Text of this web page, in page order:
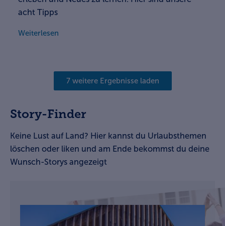
acht Tipps
Weiterlesen
7 weitere Ergebnisse laden
Story-Finder
Keine Lust auf Land? Hier kannst du Urlaubsthemen
löschen oder liken und am Ende bekommst du deine
Wunsch-Storys angezeigt
Story-Finder. Filter-Funktion. Bitte Themen auswählen.